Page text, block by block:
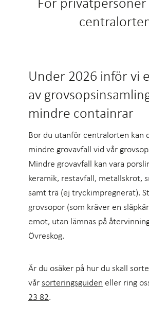
För
Under 2026 inför vi
av
mindre containrar
Bor du utanför centralorten kan
mindre grovavfall vid vår
Mindre grovavfall kan vara
keramik, restavfall, metallskrot,
samt trä (ej tryckimpregnerat).
grovsopor (som kräver en
emot, utan lämnas på
Övreskog.
Är du osäker på hur du skall
vår sorteringsguiden eller ring
23 82.